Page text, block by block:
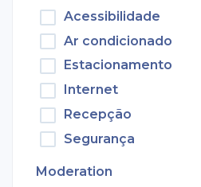
Acessibilidade
Ar condicionado
Estacionamento
Internet
Recepção
Segurança
Moderation